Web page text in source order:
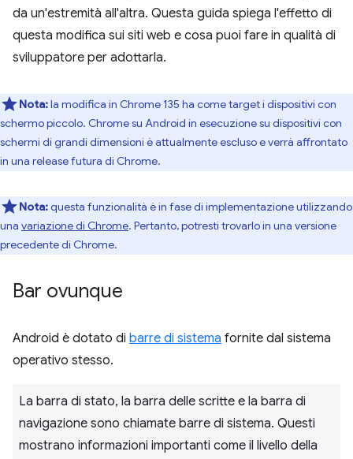
da un'estremità all'altra. Questa guida spiega l'effetto di
questa modifica sui siti web e cosa puoi fare in qualità di
sviluppatore per adottarla.
Nota:la modifica in Chrome 135 ha come target i dispositivi con
schermo piccolo. Chrome su Android in esecuzione su dispositivi con
schermi di grandi dimensioni è attualmente escluso e verrà affrontato
in una release futura di Chrome.
Nota:questa funzionalità è in fase di implementazione utilizzando
una variazione di Chrome. Pertanto, potresti trovarlo in una versione
precedente di Chrome.
Bar ovunque
Android è dotato di barre di sistema fornite dal sistema
operativo stesso.
La barra di stato, la barra delle scritte e la barra di
navigazione sono chiamate barre di sistema. Questi
mostrano informazioni importanti come il livello della